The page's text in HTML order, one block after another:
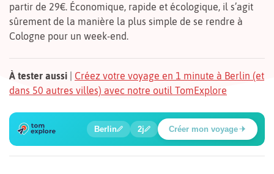
partir de 29€. Économique, rapide et écologique, il s’agit
sûrement de la manière la plus simple de se rendre à
Cologne pour un week-end.
À tester aussi
Créez votre voyage en 1 minute à Berlin (et
dans 50 autres villes) avec notre outil TomExplore
🔍
🔍
🔍
🍲
🔍
🔍
Place Potsdamer
Berlin 2j Créer mon voyage